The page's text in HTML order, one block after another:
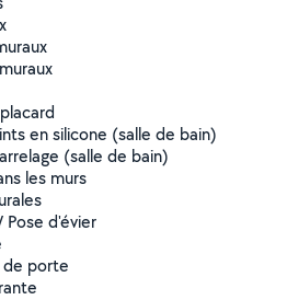
en silicone (salle de bain)
(salle de bain)
les murs
d'évier
de porte